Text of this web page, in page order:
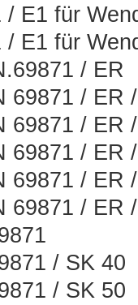
E1 für
E1 für
/ ER
69871 / ER
69871 / ER
69871 / ER
69871 / ER
69871 / ER
/ SK 40
/ SK 50